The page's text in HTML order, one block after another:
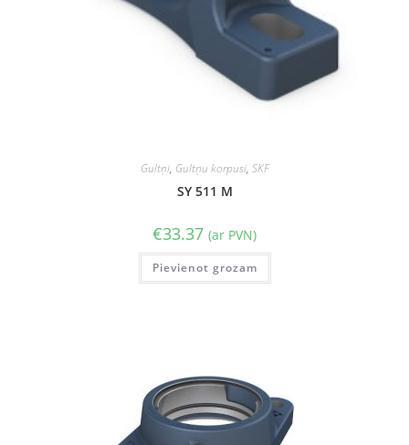
Gultņi, Gultņu korpusi, SKF
SY 511 M
€33.37 (ar PVN)
Pievienot grozam